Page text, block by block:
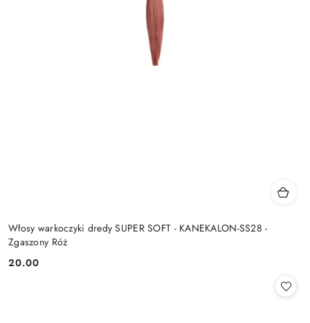
Włosy warkoczyki dredy SUPER SOFT - KANEKALON-SS28 -
Zgaszony Róż
Cena:
20.00